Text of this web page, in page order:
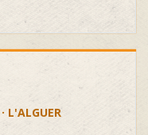
L'ALGUER